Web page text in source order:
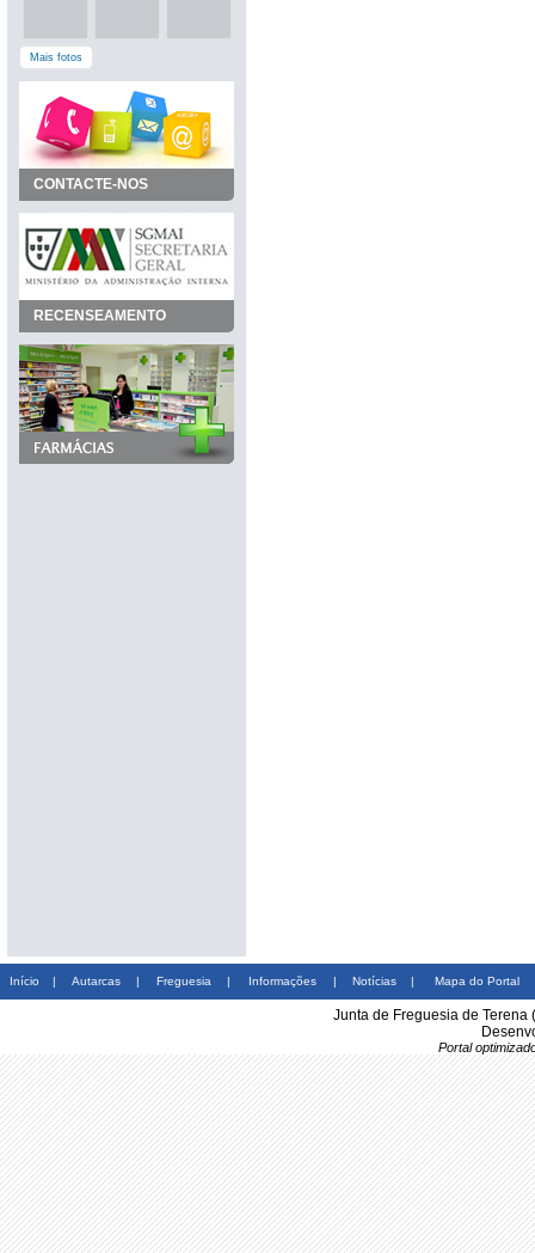
Mais fotos
CONTACTE-NOS
RECENSEAMENTO
Início | Autarcas | Freguesia | Informações | Notícias | Mapa do Portal
Junta de Freguesia de
Portal